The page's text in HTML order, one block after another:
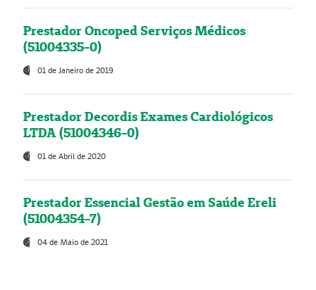
Prestador Oncoped Serviços Médicos
(51004335-0)
01 de Janeiro de 2019
Prestador Decordis Exames Cardiológicos
LTDA (51004346-0)
01 de Abril de 2020
Prestador Essencial Gestão em Saúde Ereli
(51004354-7)
04 de Maio de 2021